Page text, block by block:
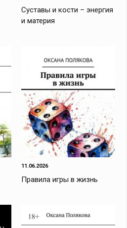
Суставы и кости – энергия
и материя
11.06.2026
Правила игры в жизнь